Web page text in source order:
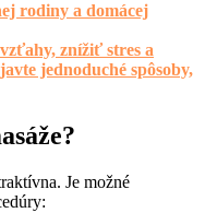
rodiny a domácej
znížiť stres a
jednoduché spôsoby,
Je možné